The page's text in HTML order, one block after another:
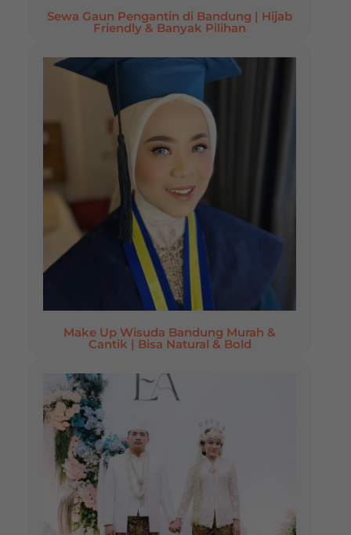
Sewa Gaun Pengantin di Bandung | Hijab
Friendly & Banyak Pilihan
Make Up Wisuda Bandung Murah &
Cantik | Bisa Natural & Bold